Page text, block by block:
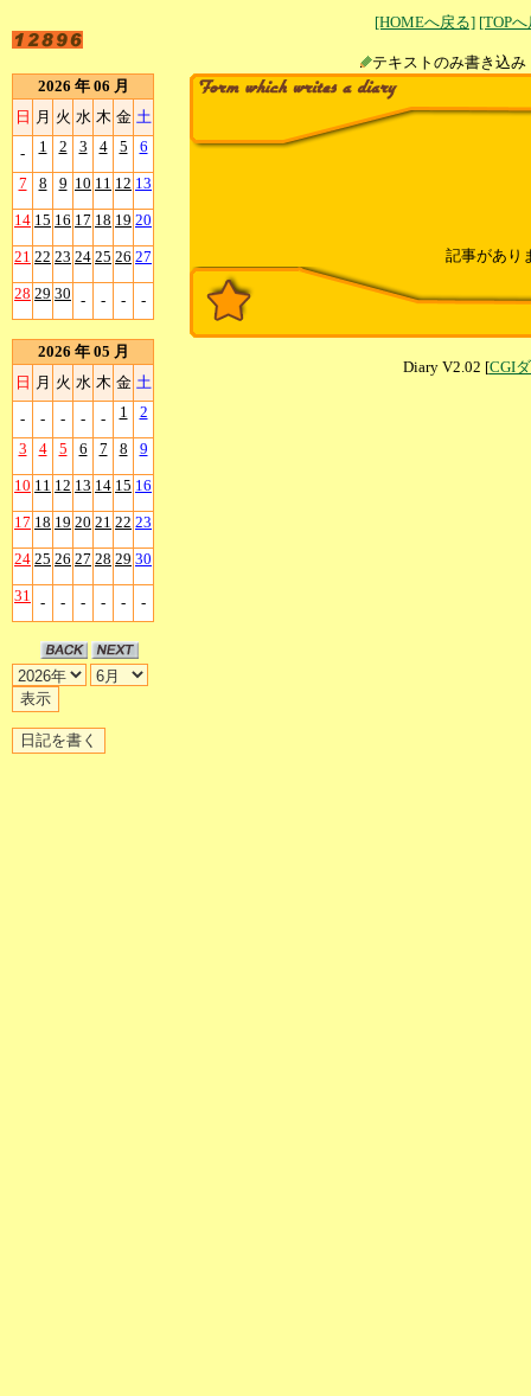
[HOMEへ戻る] [TOP
テキストのみ書
2026 年 06 月
日 月 火 水 木 金 土
- 1 2 3 4 5 6
7 8 9 10 11 12 13
14 15 16 17 18 19 20
21 22 23 24 25 26 27
28 29 30 - - - -
2026 年 05 月
日 月 火 水 木 金 土
- - - - - 1 2
3 4 5 6 7 8 9
10 11 12 13 14 15 16
17 18 19 20 21 22 23
24 25 26 27 28 29 30
31 - - - - - -
記事があり
Diary V2.02 [CGI